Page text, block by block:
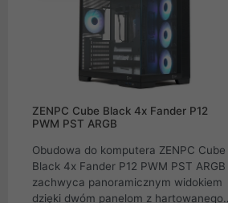
ZENPC Cube Black 4x Fander P12
PWM PST ARGB
Obudowa do komputera ZENPC Cube
Black 4x Fander P12 PWM PST ARGB
zachwyca panoramicznym widokiem
dzięki dwóm panelom z hartowanego